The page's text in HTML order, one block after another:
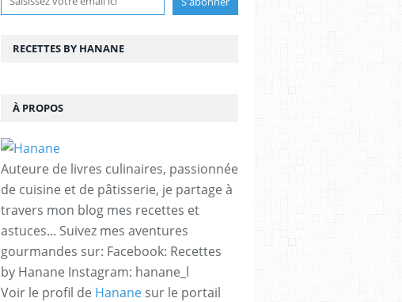
RECETTES BY HANANE
À PROPOS
Auteure de livres culinaires, passionnée
de cuisine et de pâtisserie, je partage à
travers mon blog mes recettes et
astuces... Suivez mes aventures
gourmandes sur: Facebook: Recettes
by Hanane Instagram: hanane_l
Voir le profil de Hanane sur le portail